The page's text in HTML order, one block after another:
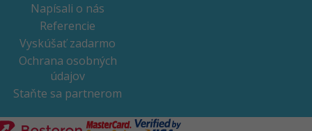
Napísali o nás
Referencie
Vyskúšať zadarmo
Ochrana osobných
údajov
Staňte sa partnerom